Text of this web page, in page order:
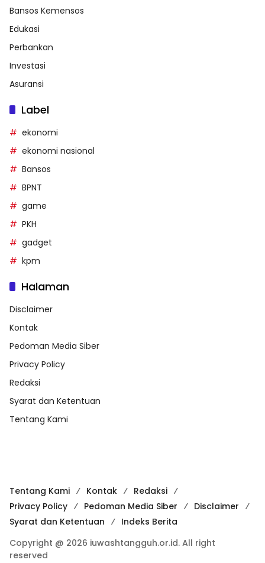
Bansos Kemensos
Edukasi
Perbankan
Investasi
Asuransi
Label
ekonomi
ekonomi nasional
Bansos
BPNT
game
PKH
gadget
kpm
Halaman
Disclaimer
Kontak
Pedoman Media Siber
Privacy Policy
Redaksi
Syarat dan Ketentuan
Tentang Kami
Tentang Kami Kontak
Redaksi
Privacy Policy
Pedoman Media Siber
Disclaimer
Syarat dan Ketentuan
Indeks Berita
Copyright @ 2026 iuwashtangguh.or.id. All right
reserved